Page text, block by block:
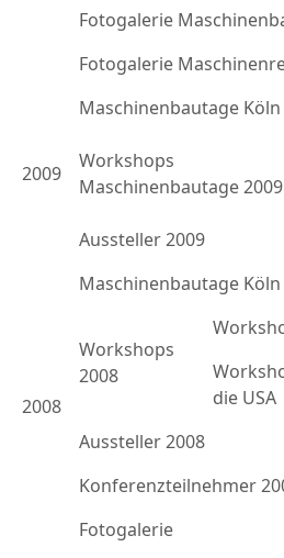
Fotogalerie
Fotogalerie
2009
Maschinenbautage Köln
Workshops
Maschinenbautage 2009
Aussteller 2009
2008
Maschinenbautage Köln
Workshops
2008
die USA
Aussteller 2008
Konferenzteilnehmer
Fotogalerie